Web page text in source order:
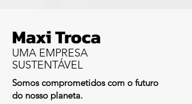
Maxi Troca
UMA EMPRESA
SUSTENTÁVEL
Somos comprometidos com o futuro
do nosso planeta.